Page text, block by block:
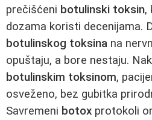
prečišćeni botulinski toksin,
dozama koristi decenijama.
botulinskog toksina na
opuštaju, a bore nestaju.
botulinskim toksinom,
osveženo, bez gubitka
Savremeni botox protokoli